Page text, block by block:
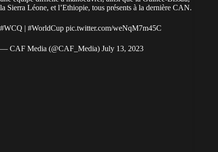
la Sierra Léone, et l’Ethiopie, tous présents à la dernière CAN.
#WCQ | #WorldCup pic.twitter.com/weNqM7m45C
— CAF Media (@CAF_Media) July 13, 2023